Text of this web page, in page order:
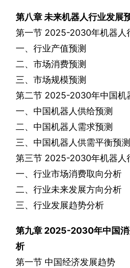
第八章 未来机器人行业发展
第一节 2025-2030年机器人
一、行业产值预测
二、市场消费预测
三、市场规模预测
第二节 2025-2030年中国机
一、中国机器人供给预测
二、中国机器人需求预测
三、中国机器人供需平衡预测
第三节 2025-2030年机器人
一、行业市场消费取向分析
二、行业未来发展方向分析
三、行业发展趋势分析
第九章 2025-2030年中国
析
第一节 中国经济发展趋势